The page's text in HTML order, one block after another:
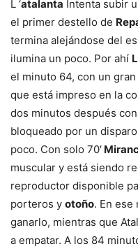
L ‘atalanta Intenta subir
el primer destello de
termina alejándose del
ilumina un poco. Por ahí
el minuto 64, con un
que está impreso en la
dos minutos después
bloqueado por un
poco. Con solo 70′
muscular y está siendo
reproductor disponible
porteros y otoño. En ese
ganarlo, mientras que
a empatar. A los 84